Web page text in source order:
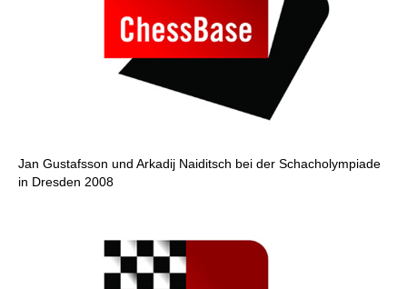
Jan Gustafsson und Arkadij Naiditsch bei der Schacholympiade
in Dresden 2008